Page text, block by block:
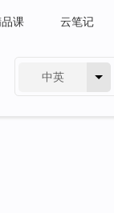
课 云笔记
中英